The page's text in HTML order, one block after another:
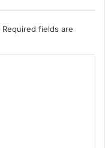
Required fields are